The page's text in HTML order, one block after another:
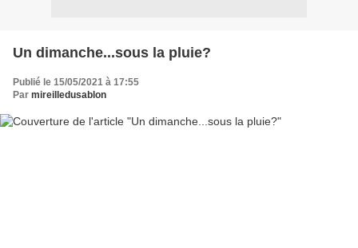
Un dimanche...sous la pluie?
Publié le 15/05/2021 à 17:55
Par mireilledusablon